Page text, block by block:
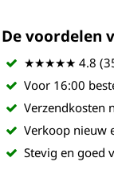
De voordelen
★★★★★ 4.8
Voor 16:00
Verzendkosten
Verkoop nieuw
Stevig en goed